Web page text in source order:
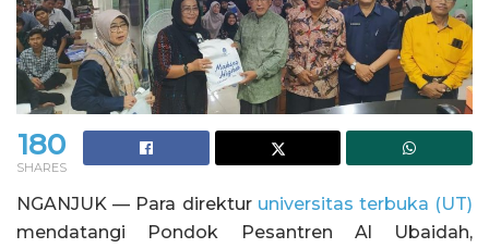
180
SHARES
NGANJUK — Para direktur universitas terbuka (UT)
mendatangi Pondok Pesantren Al Ubaidah,